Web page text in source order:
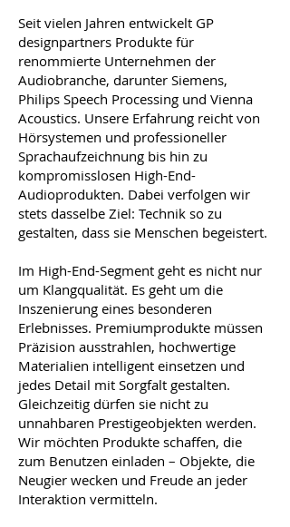
Seit vielen Jahren entwickelt GP
designpartners Produkte für
renommierte Unternehmen der
Audiobranche, darunter Siemens,
Philips Speech Processing und Vienna
Acoustics. Unsere Erfahrung reicht von
Hörsystemen und professioneller
Sprachaufzeichnung bis hin zu
kompromisslosen High-End-
Audioprodukten. Dabei verfolgen wir
stets dasselbe Ziel: Technik so zu
gestalten, dass sie Menschen begeistert.
Im High-End-Segment geht es nicht nur
um Klangqualität. Es geht um die
Inszenierung eines besonderen
Erlebnisses. Premiumprodukte müssen
Präzision ausstrahlen, hochwertige
Materialien intelligent einsetzen und
jedes Detail mit Sorgfalt gestalten.
Gleichzeitig dürfen sie nicht zu
unnahbaren Prestigeobjekten werden.
Wir möchten Produkte schaffen, die
zum Benutzen einladen – Objekte, die
Neugier wecken und Freude an jeder
Interaktion vermitteln.